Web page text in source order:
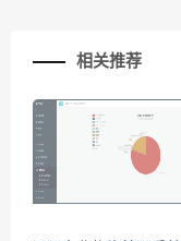
相关推荐